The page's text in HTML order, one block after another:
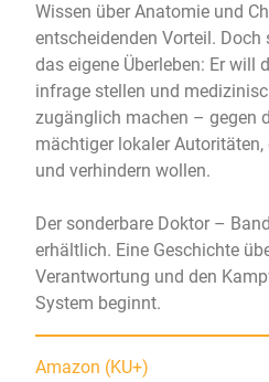
Wissen über Anatomie und
entscheidenden Vorteil.
das eigene Überleben: Er will
infrage stellen und
zugänglich machen – gegen
mächtiger lokaler
und verhindern wollen.
Der sonderbare Doktor –
erhältlich. Eine Geschichte
Verantwortung und den
System beginnt.
Amazon (KU+)